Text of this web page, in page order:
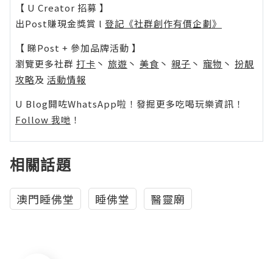
【 U Creator 招募 】
出Post賺現金獎賞 l 登記《社群創作有價企劃》
【 睇Post + 參加品牌活動 】
瀏覽更多社群 打卡 丶 旅遊 丶 美食 丶 親子 丶 寵物 丶 扮靚
攻略及 活動情報
U Blog開咗WhatsApp啦！發掘更多吃喝玩樂資訊！
Follow 我哋 ！
相關話題
澳門睡佛堂 睡佛堂 醫靈廟